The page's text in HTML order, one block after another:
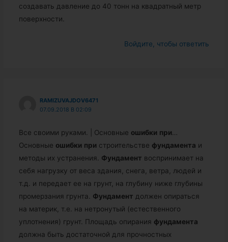
создавать давление до 40 тонн на квадратный метр
поверхности.
Войдите, чтобы ответить
RAMIZUVAJDOV6471
07.09.2018 В 02:09
Все своими руками. | Основные ошибки при
Основные ошибки при строительстве фундамента и
методы их устранения. Фундамент воспринимает на
себя нагрузку от веса здания, снега, ветра, людей и
т.д. и передает ее на грунт, на глубину ниже глубины
промерзания грунта. Фундамент должен опираться
на материк, т.е. на нетронутый (естественного
уплотнения) грунт. Площадь опирания фундамента
должна быть достаточной для прочностных